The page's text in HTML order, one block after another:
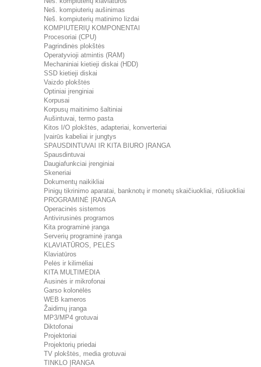
Neš. kompiuterių aušinimas
Neš. kompiuterių matinimo lizdai
KOMPIUTERIŲ KOMPONENTAI
Procesoriai (CPU)
Pagrindinės plokštės
Operatyvioji atmintis (RAM)
Mechaniniai kietieji diskai (HDD)
SSD kietieji diskai
Vaizdo plokštės
Optiniai įrenginiai
Korpusai
Korpusų maitinimo šaltiniai
Aušintuvai, termo pasta
Kitos I/O plokštės, adapteriai, konverteriai
Įvairūs kabeliai ir jungtys
SPAUSDINTUVAI IR KITA BIURO ĮRANGA
Spausdintuvai
Daugiafunkciai įrenginiai
Skeneriai
Dokumentų naikikliai
Pinigų tikrinimo aparatai, banknotų ir monetų skaičiuokliai, rūšiuokliai
PROGRAMINĖ ĮRANGA
Operacinės sistemos
Antivirusinės programos
Kita programinė įranga
Serverių programinė įranga
KLAVIATŪROS, PELĖS
Klaviatūros
Pelės ir kilimėliai
KITA MULTIMEDIA
Ausinės ir mikrofonai
Garso kolonėlės
WEB kameros
Žaidimų įranga
MP3/MP4 grotuvai
Diktofonai
Projektoriai
Projektorių priedai
TV plokštės, media grotuvai
TINKLO ĮRANGA